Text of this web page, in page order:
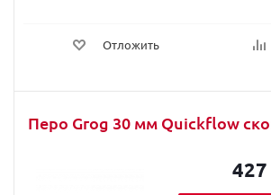
Отложить
Перо Grog 30 мм Quickflow
427